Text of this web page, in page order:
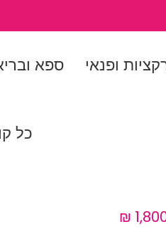
ספא ופנאי
כל